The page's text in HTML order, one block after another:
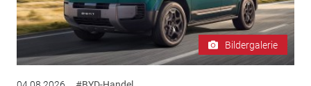
Bildergalerie